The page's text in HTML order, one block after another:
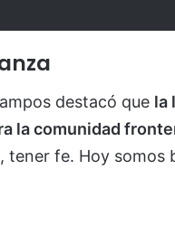
destacó que la
la comunidad
fe. Hoy somos